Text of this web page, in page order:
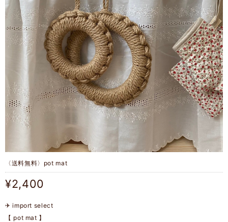
〈送料無料〉pot mat
¥2,400
✈︎ import select
【 pot mat 】